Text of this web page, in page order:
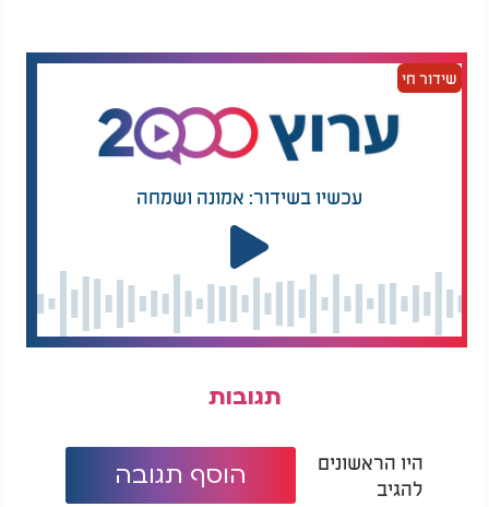
שידור חי
עכשיו בשידור: אמונה ושמחה
תגובות
היו הראשונים
להגיב
הוסף תגובה